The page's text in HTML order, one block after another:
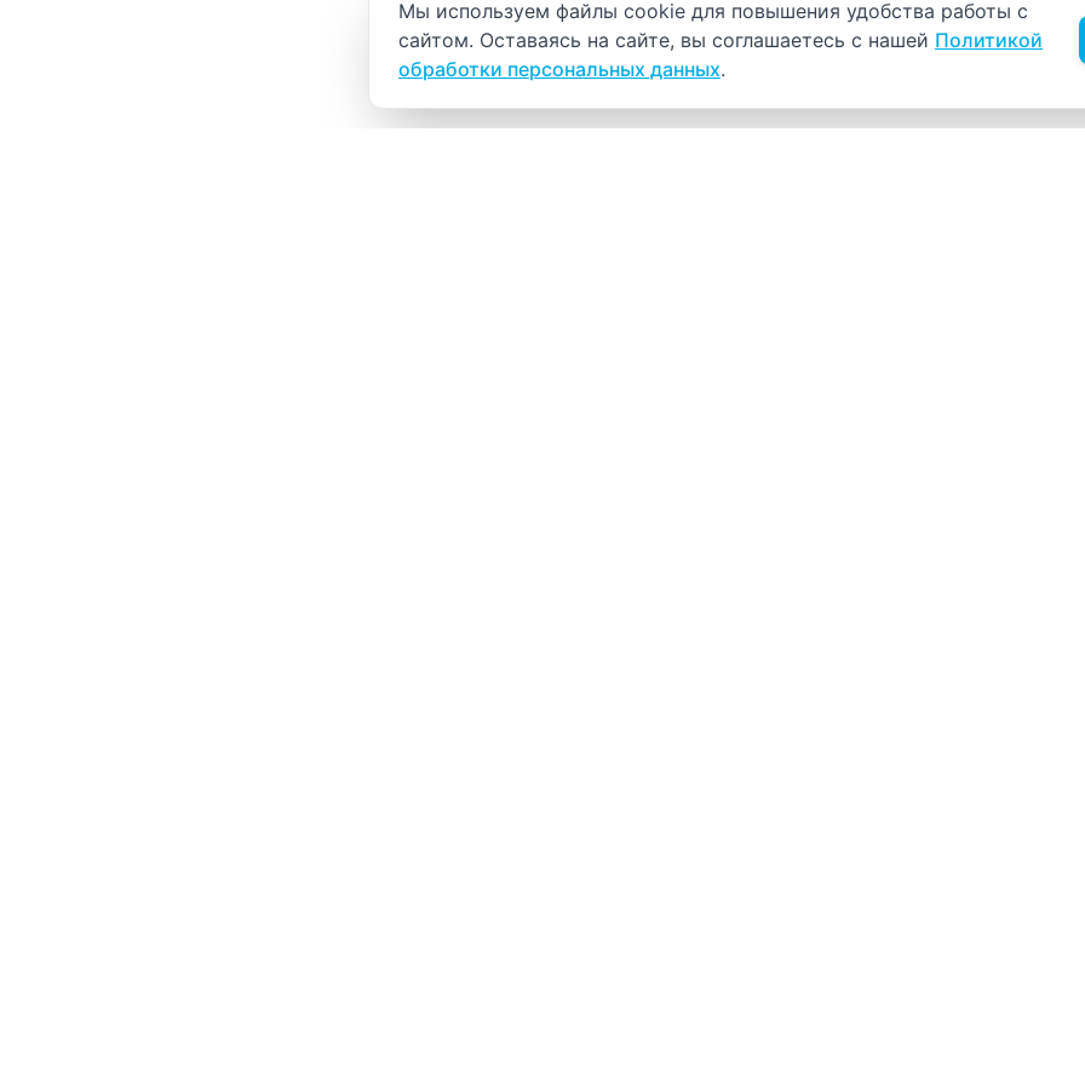
Уведомление об использовании cookie
Мы используем файлы cookie для повышения удобства работы с
сайтом. Оставаясь на сайте, вы соглашаетесь с нашей Политикой
обработки персональных данных.